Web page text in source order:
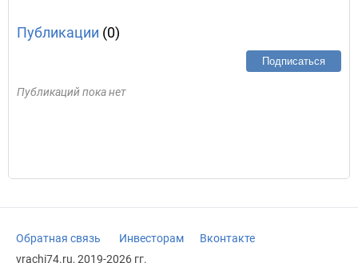
Публикации (0)
Подписаться
Публикаций пока нет
Обратная связь Инвесторам
Вконтакте
vrachi74.ru, 2019-2026 гг.